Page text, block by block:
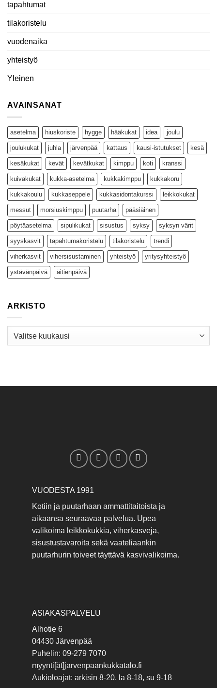
tapahtumat
tilakoristelu
vuodenaika
yhteistyö
Yleinen
AVAINSANAT
asetelma hiuskoriste hygge hääkukat idea joulu
joulukukat juhla järvenpää kattaus kausi-istutukset kesä
kesäkukat kevät kevätkukat kimppu koti kranssi
kuivakukat kukka-asetelma kukkakimppu kukkakoru
kukkakoulu kukkaseppele kukkasidontakurssi leikkokukat
messut morsiuskimppu puutarha pääsiäinen
pöytäasetelma sipulikukat sisustus syksy syksyn värit
syyskasvit tapahtumakoristelu tilakoristelu trendi
viherkasvit vihersisustaminen yhteistyö yritysyhteistyö
ystävänpäivä äitienpäivä
ARKISTO
Arkisto
VUODESTA 1991
Kotiin ja puutarhaan ammattitaitoista ja
aikaansa seuraavaa palvelua. Upea
valikoima leikkokukkia, viherkasveja,
sisustustavaroita sekä vaateliaankin
puutarhurin toiveet täyttävä kasvivalikoima.
ASIAKASPALVELU
Alhotie 6
04430 Järvenpää
Puhelin: 09-279 7070
myynti[ät]jarvenpaankukkatalo.fi
Aukioloajat: arkisin 8-20, la 8-18, su 9-18